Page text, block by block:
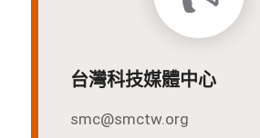
台灣科技媒體中心
smc@smctw.org